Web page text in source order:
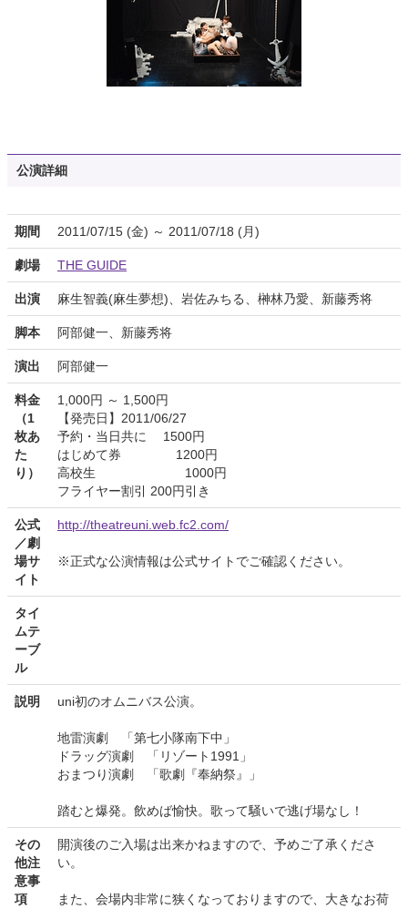
公演詳細
期間 2011/07/15 (金) ～ 2011/07/18 (月)
劇場 THE GUIDE
出演 麻生智義(麻生夢想)、岩佐みちる、榊林乃愛、新藤秀将
脚本 阿部健一、新藤秀将
演出 阿部健一
料金
（1
枚あ
た
り）
1,000円 ～ 1,500円
【発売日】2011/06/27
予約・当日共に 1500円
はじめて券 1200円
高校生 1000円
フライヤー割引 200円引き
公式
／劇
場サ
イト
http://theatreuni.web.fc2.com/
※正式な公演情報は公式サイトでご確認ください。
タイ
ムテ
ーブ
ル
説明 uni初のオムニバス公演。
地雷演劇 「第七小隊南下中」
ドラッグ演劇 「リゾート1991」
おまつり演劇 「歌劇『奉納祭』」
踏むと爆発。飲めば愉快。歌って騒いで逃げ場なし！
その
他注
意事
項
開演後のご入場は出来かねますので、予めご了承くださ
い。
また、会場内非常に狭くなっておりますので、大きなお荷